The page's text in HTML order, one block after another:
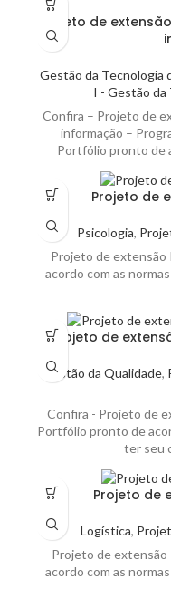
Projeto de
Gestão da Tecnologia
I - Gestão da
Confira – Projeto de
informação –
Portfólio pronto de
Projeto de
Psicologia,
Projeto de extensão
acordo com as
Projeto de
Gestão da Qualidade,
Confira - Projeto de
Portfólio pronto de
ter seu
Projeto de
Logística,
Projeto de
acordo com as